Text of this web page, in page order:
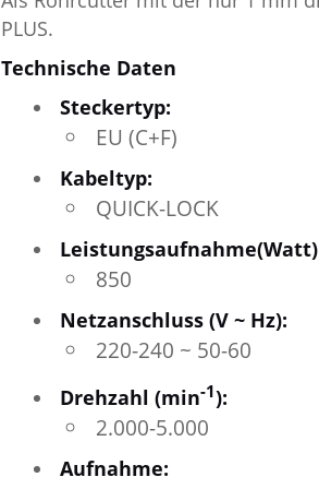
PLUS.
Technische Daten
Steckertyp:
EU (C+F)
Kabeltyp:
QUICK-LOCK
850
Netzanschluss (V ~ Hz):
220-240 ~ 50-60
Drehzahl (min-1):
2.000-5.000
Aufnahme: